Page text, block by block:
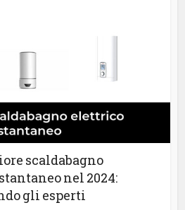
scaldabagno
nel 2024:
gli esperti